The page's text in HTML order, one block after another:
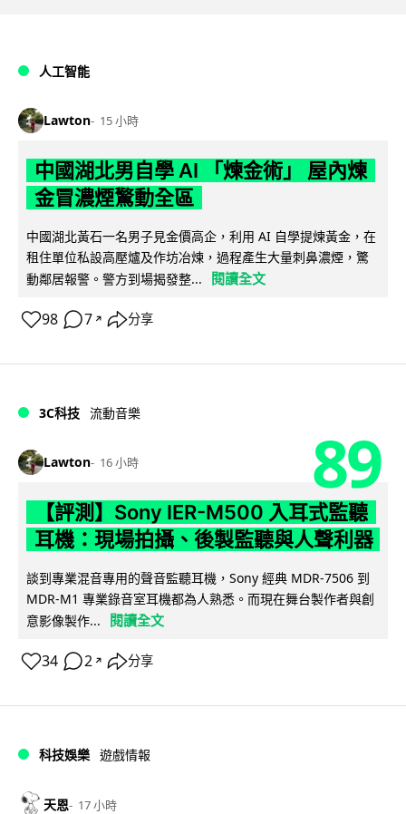
人工智能
Lawton 15 小時
中國湖北男自學 AI 「煉金術」 屋內煉
金冒濃煙驚動全區
中國湖北黃石一名男子見金價高企，利用 AI 自學提煉黃金，在
租住單位私設高壓爐及作坊冶煉，過程產生大量刺鼻濃煙，驚
動鄰居報警。警方到場揭發整...
閱讀全文
98 7 ↗ 分享
3C科技 流動音樂
Lawton 16 小時 89
【評測】Sony IER-M500 入耳式監聽
耳機：現場拍攝、後製監聽與人聲利器
談到專業混音專用的聲音監聽耳機，Sony 經典 MDR-7506 到
MDR-M1 專業錄音室耳機都為人熟悉。而現在舞台製作者與創
意影像製作...
閱讀全文
34 2 ↗ 分享
科技娛樂 遊戲情報
天恩 17 小時